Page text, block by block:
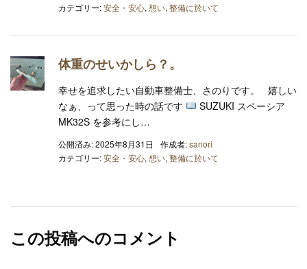
カテゴリー:安全・安心, 想い, 整備に於いて
体重のせいかしら？。
幸せを追求したい自動車整備士、さのりです。 嬉しい
なぁ、って思った時の話です
SUZUKI スペーシア
MK32S を参考にし…
公開済み: 2025年8月31日 作成者:sanori
カテゴリー:安全・安心, 想い, 整備に於いて
この投稿へのコメント